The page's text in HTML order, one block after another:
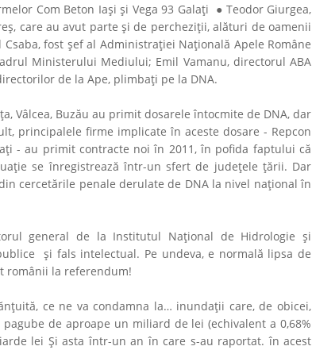
Com Beton Iaşi şi Vega 93 Galaţi ● Teodor Giurgea,
care au avut parte şi de percheziţii, alături de oamenii
fost şef al Administraţiei Naţională Apele Române
Ministerului Mediului; Emil Vamanu, directorul ABA
de la Ape, plimbaţi pe la DNA.
Vâlcea, Buzău au primit dosarele întocmite de DNA, dar
principalele firme implicate în aceste dosare - Repcon
- au primit contracte noi în 2011, în pofida faptului că
se înregistrează într-un sfert de judeţele ţării. Dar
cercetările penale derulate de DNA la nivel naţional în
general de la Institutul Naţional de Hidrologie şi
şi fals intelectual. Pe undeva, e normală lipsa de
românii la referendum!
ce ne va condamna la… inundaţii care, de obicei,
de aproape un miliard de lei (echivalent a 0,68%
lei Şi asta într-un an în care s-au raportat. în acest